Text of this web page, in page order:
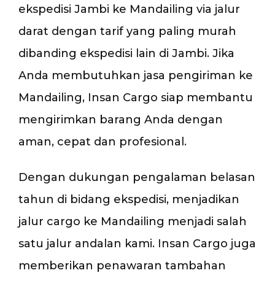
ekspedisi Jambi ke Mandailing via jalur
darat dengan tarif yang paling murah
dibanding ekspedisi lain di Jambi. Jika
Anda membutuhkan jasa pengiriman ke
Mandailing, Insan Cargo siap membantu
mengirimkan barang Anda dengan
aman, cepat dan profesional.
Dengan dukungan pengalaman belasan
tahun di bidang ekspedisi, menjadikan
jalur cargo ke Mandailing menjadi salah
satu jalur andalan kami. Insan Cargo juga
memberikan penawaran tambahan